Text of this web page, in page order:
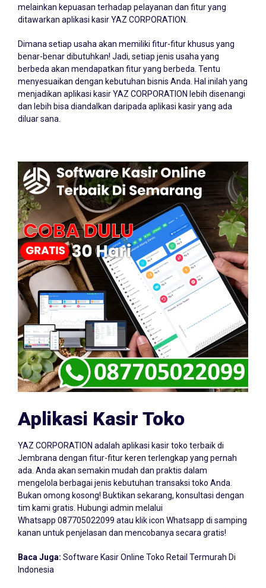
melainkan kepuasan terhadap pelayanan dan fitur yang
ditawarkan aplikasi kasir YAZ CORPORATION.
Dimana setiap usaha akan memiliki fitur-fitur khusus yang
benar-benar dibutuhkan! Jadi, setiap jenis usaha yang
berbeda akan mendapatkan fitur yang berbeda. Tentu
menyesuaikan dengan kebutuhan bisnis Anda. Hal inilah yang
menjadikan aplikasi kasir YAZ CORPORATION lebih disenangi
dan lebih bisa diandalkan daripada aplikasi kasir yang ada
diluar sana.
Aplikasi Kasir Toko
YAZ CORPORATION adalah aplikasi kasir toko terbaik di
Jembrana dengan fitur-fitur keren terlengkap yang pernah
ada. Anda akan semakin mudah dan praktis dalam
mengelola berbagai jenis kebutuhan transaksi toko Anda.
Bukan omong kosong! Buktikan sekarang, konsultasi dengan
tim kami gratis. Hubungi admin melalui
Whatsapp 087705022099 atau klik icon Whatsapp di samping
kanan untuk penjelasan dan mencobanya secara gratis!
Baca Juga: Software Kasir Online Toko Retail Termurah Di
Indonesia